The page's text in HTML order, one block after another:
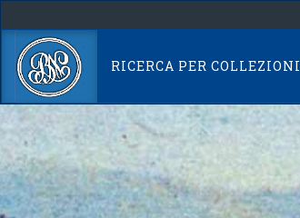
navigation
RICERCA PER COLLEZIONI